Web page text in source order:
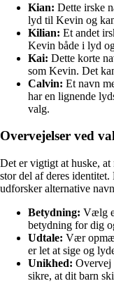
Kian: Dette irske
lyd til Kevin og
Kilian: Et andet
Kevin både i lyd
Kai: Dette korte
som Kevin. Det
Calvin: Et navn
har en lignende
valg.
Overvejelser ved
Det er vigtigt at huske,
stor del af deres
udforsker alternative
Betydning: Vælg
betydning for dig
Udtale: Vær
er let at sige og
Unikhed: Overvej
sikre, at dit barn